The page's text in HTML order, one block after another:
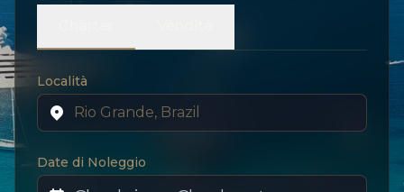
Località
Date di Noleggio